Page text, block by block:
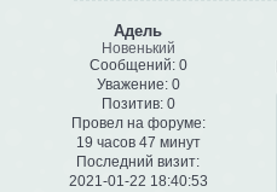
Адель
Новенький
Сообщений:0
Уважение: 0
Позитив: 0
Провел на форуме:
19 часов 47 минут
Последний визит:
2021-01-22 18:40:53